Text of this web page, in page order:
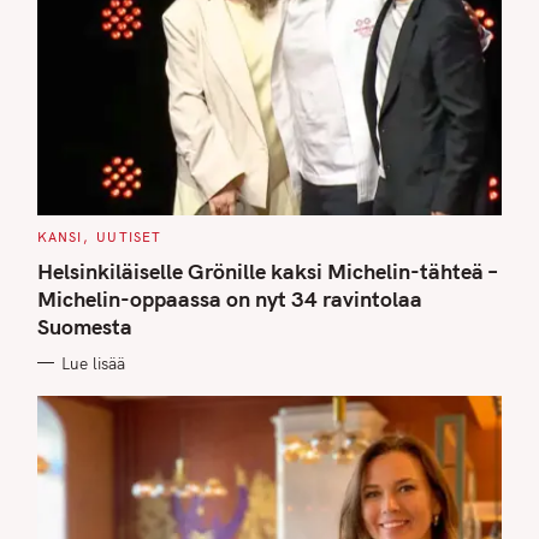
C
T
E
G
O
R
I
S
KANSI UUTISET
Helsinkiläiselle Grönille kaksi Michelin-tähteä –
Michelin-oppaassa on nyt 34 ravintolaa
Suomesta
Lue lisää